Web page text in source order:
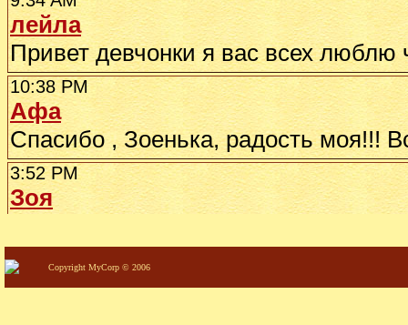
Copyright MyCorp © 2006